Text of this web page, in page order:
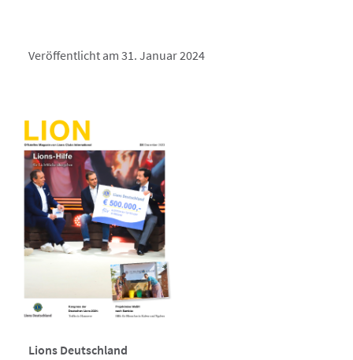
Veröffentlicht am 31. Januar 2024
Lions Deutschland